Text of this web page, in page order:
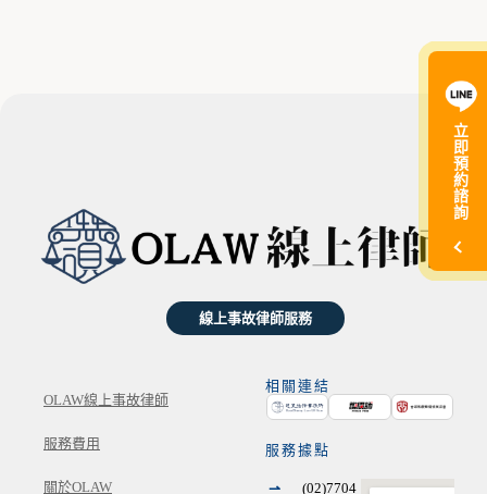
立
即
預
約
諮
詢
線上事故律師服務
OLAW線上事故律師
服務費用
關於OLAW
相關連結
服務據點
⇀
(02)7704